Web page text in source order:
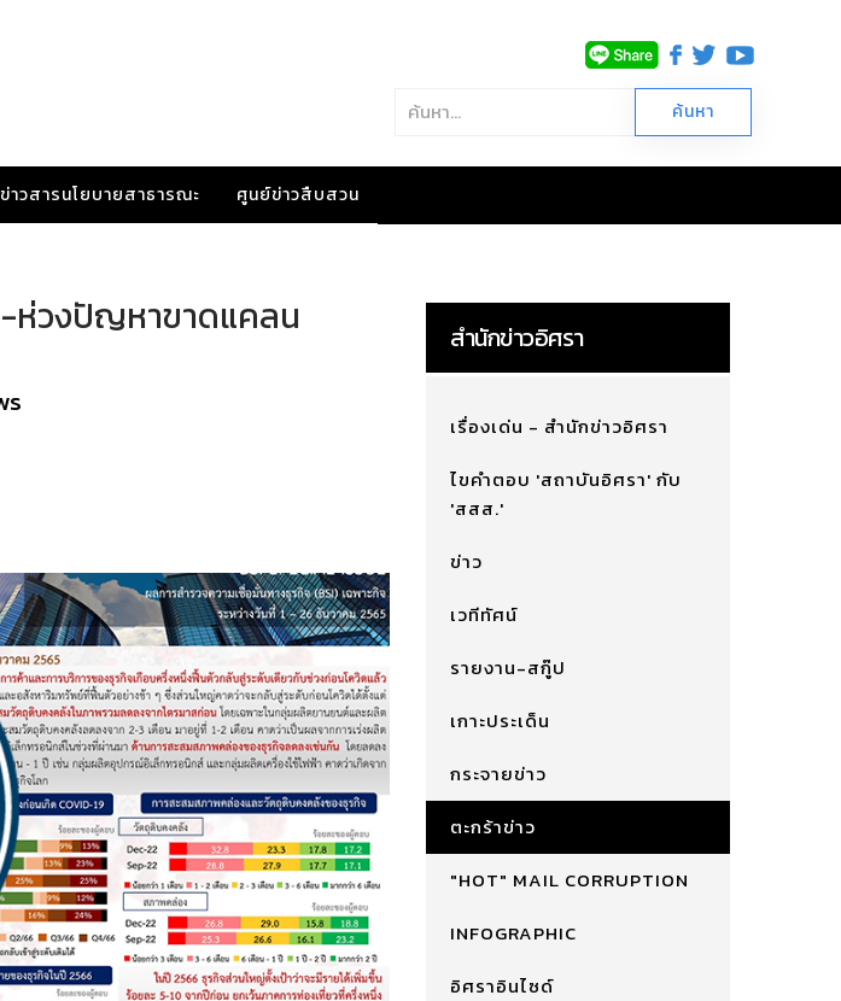
าวสารนโยบายสาธารณะ ศูนย์ข่าวสืบสวน
ห่วงปัญหาขาดแคลน สำนักข่าวอิศรา
เรื่องเด่น - สำนักข่าวอิศรา
ไขคำตอบ 'สถาบันอิศรา' กับ
'สสส.'
ข่าว
เวทีทัศน์
รายงาน-สกู๊ป
เกาะประเด็น
กระจายข่าว
ตะกร้าข่าว
"HOT" MAIL CORRUPTION
INFOGRAPHIC
อิศราอินไซด์